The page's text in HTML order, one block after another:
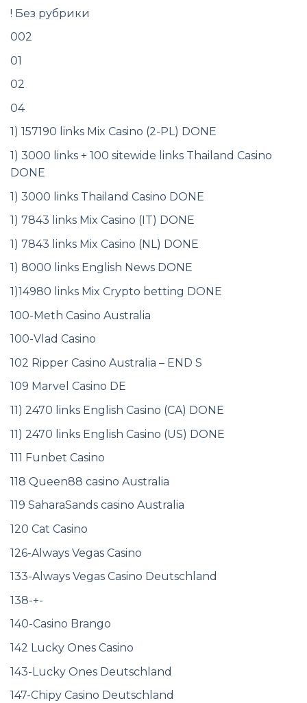
! Без рубрики
002
01
02
04
1) 157190 links Mix Casino (2-PL) DONE
1) 3000 links + 100 sitewide links Thailand Casino
DONE
1) 3000 links Thailand Casino DONE
1) 7843 links Mix Casino (IT) DONE
1) 7843 links Mix Casino (NL) DONE
1) 8000 links English News DONE
1)14980 links Mix Crypto betting DONE
100-Meth Casino Australia
100-Vlad Casino
102 Ripper Casino Australia – END S
109 Marvel Casino DE
11) 2470 links English Casino (CA) DONE
11) 2470 links English Casino (US) DONE
111 Funbet Casino
118 Queen88 casino Australia
119 SaharaSands casino Australia
120 Cat Casino
126-Always Vegas Casino
133-Always Vegas Casino Deutschland
138-+-
140-Casino Brango
142 Lucky Ones Casino
143-Lucky Ones Deutschland
147-Chipy Casino Deutschland